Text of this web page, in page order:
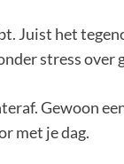
Juist het
stress over
Gewoon
met je dag.